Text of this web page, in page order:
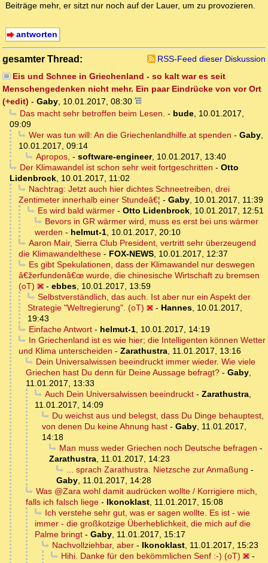
Beiträge mehr, er sitzt nur noch auf der Lauer, um zu provozieren.
antworten
gesamter Thread:
RSS-Feed dieser Diskussion
Eis und Schnee in Griechenland - so kalt war es seit
Menschengedenken nicht mehr. Ein paar Eindrücke von vor Ort
(+edit) - Gaby, 10.01.2017, 08:30
Das macht sehr betroffen beim Lesen. - bude, 10.01.2017,
09:09
Wer was tun will: An die Griechenlandhilfe.at spenden - Gaby,
10.01.2017, 09:14
Apropos, - software-engineer, 10.01.2017, 13:40
Der Klimawandel ist schon sehr weit fortgeschritten - Otto
Lidenbrock, 10.01.2017, 11:02
Nachtrag: Jetzt auch hier dichtes Schneetreiben, drei
Zentimeter innerhalb einer Stundeâ€¦ - Gaby, 10.01.2017, 11:39
Es wird bald wärmer- Otto Lidenbrock, 10.01.2017, 12:51
Bevors in GR wärmer wird, muss es erst bei uns wärmer
werden - helmut-1, 10.01.2017, 20:10
Aaron Mair, Sierra Club President, vertritt sehr überzeugend
die Klimawandelthese - FOX-NEWS, 10.01.2017, 12:37
Es gibt Spekulationen, dass der Klimawandel nur deswegen
â€žerfundenâ€œ wurde, die chinesische Wirtschaft zu bremsen
(oT)
- ebbes, 10.01.2017, 13:59
Selbstverständlich, das auch. Ist aber nur ein Aspekt der
Strategie "Weltregierung". (oT)
- Hannes, 10.01.2017,
19:43
Einfache Antwort- helmut-1, 10.01.2017, 14:19
In Griechenland ist es wie hier; die Intelligenten können Wetter
und Klima unterscheiden - Zarathustra, 11.01.2017, 13:16
Dein Universalwissen beeindruckt immer wieder. Wie viele
Griechen hast Du denn für Deine Aussage befragt? - Gaby,
11.01.2017, 13:33
Auch Dein Universalwissen beeindruckt- Zarathustra,
11.01.2017, 14:09
Du weichst aus und belegst, dass Du Dinge behauptest,
von denen Du keine Ahnung hast - Gaby, 11.01.2017,
14:18
Man muss weder Griechen noch Deutsche befragen -
Zarathustra, 11.01.2017, 14:23
... sprach Zarathustra. Nietzsche zur Anmaßung -
Gaby, 11.01.2017, 14:28
Was @Zara wohl damit audrücken wollte / Korrigiere mich,
falls ich falsch liege - Ikonoklast, 11.01.2017, 15:08
Ich verstehe sehr gut, was er sagen wollte. Es ist - wie
immer - die großkotzige Überheblichkeit, die mich auf die
Palme bringt - Gaby, 11.01.2017, 15:17
Nachvollziehbar, aber- Ikonoklast, 11.01.2017, 15:23
Hihi. Danke für den bekömmlichen Senf :-) (oT)
-